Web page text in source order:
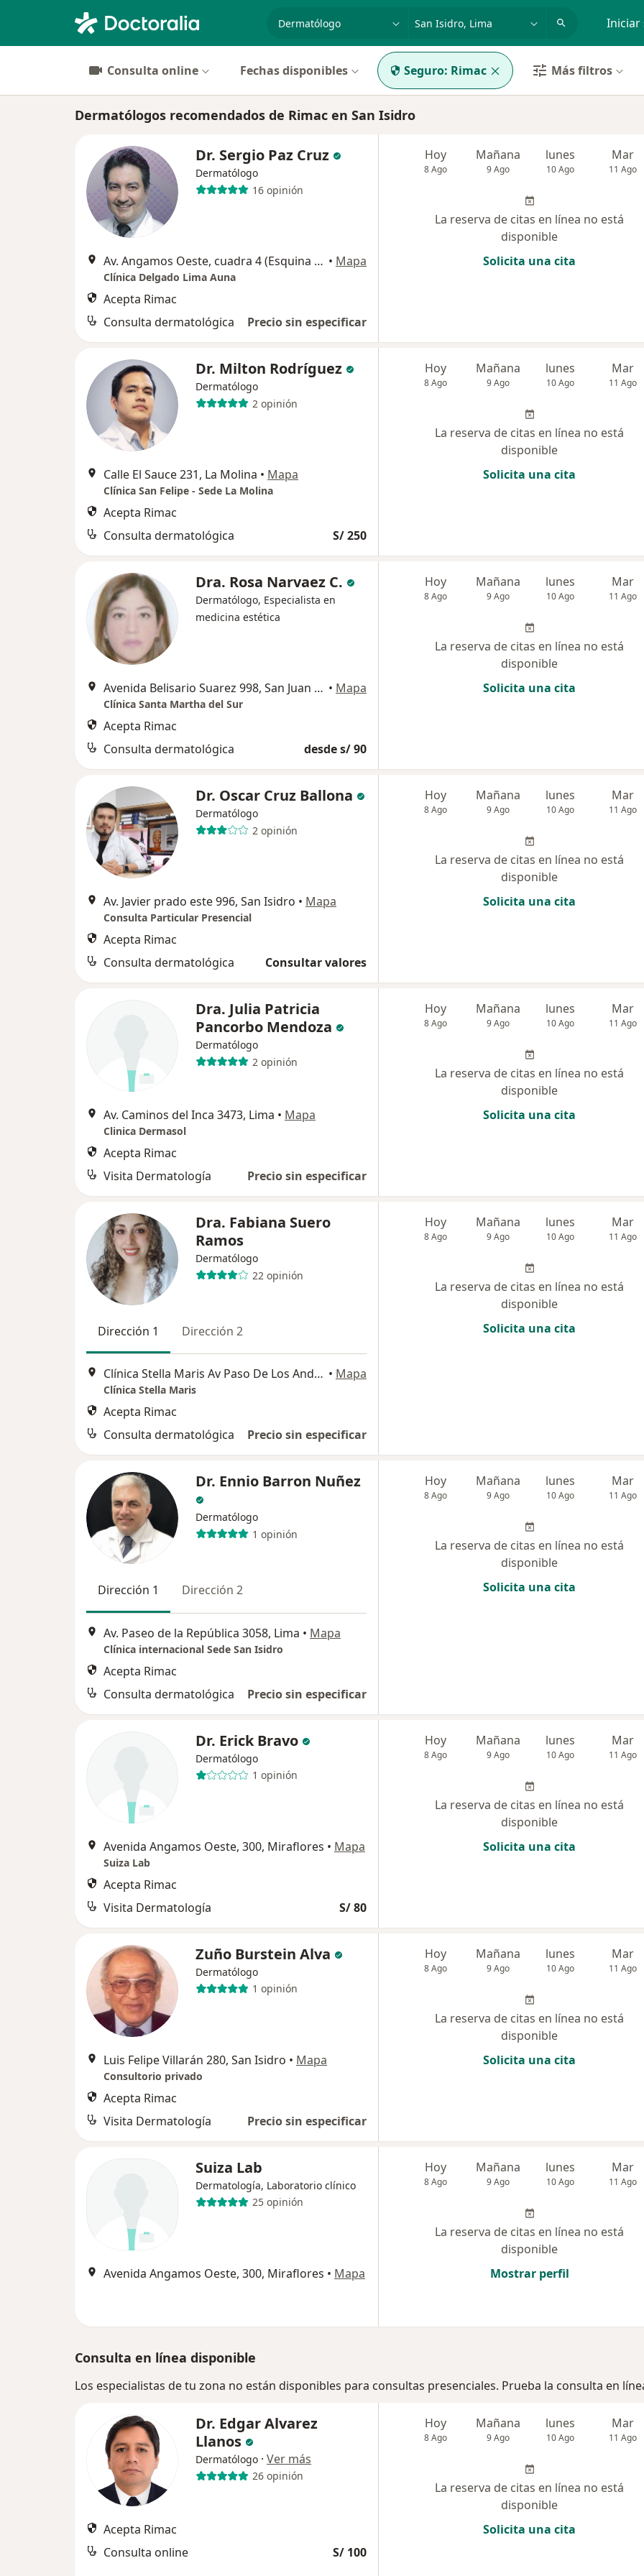
especialidad, enfermedad o nombre Iniciar
Consulta online Fechas disponibles Seguro: Rimac Más filtros
Dermatólogos recomendados de Rimac en San Isidro
Dr. Sergio Paz Cruz
Dermatólogo
16 opinión
Av. Angamos Oeste, cuadra 4 (Esquina con la calle General Borgoño), Miraflores • Mapa
Clínica Delgado Lima Auna
Acepta Rimac
Consulta dermatológica
Precio sin especificar
Hoy
8 Ago
Mañana
9 Ago
lunes
10 Ago
Mar
11 Ago
La reserva de citas en línea no está
disponible
Solicita una cita
Dr. Milton Rodríguez
Dermatólogo
2 opinión
Calle El Sauce 231, La Molina • Mapa
Clínica San Felipe - Sede La Molina
Acepta Rimac
Consulta dermatológica
S/ 250
Hoy
8 Ago
Mañana
9 Ago
lunes
10 Ago
Mar
11 Ago
La reserva de citas en línea no está
disponible
Solicita una cita
Dra. Rosa Narvaez C.
Dermatólogo, Especialista en
medicina estética
Avenida Belisario Suarez 998, San Juan de Miraflores • Mapa
Clínica Santa Martha del Sur
Acepta Rimac
Consulta dermatológica
desde s/ 90
Hoy
8 Ago
Mañana
9 Ago
lunes
10 Ago
Mar
11 Ago
La reserva de citas en línea no está
disponible
Solicita una cita
Dr. Oscar Cruz Ballona
Dermatólogo
2 opinión
Av. Javier prado este 996, San Isidro • Mapa
Consulta Particular Presencial
Acepta Rimac
Consulta dermatológica
Consultar valores
Hoy
8 Ago
Mañana
9 Ago
lunes
10 Ago
Mar
11 Ago
La reserva de citas en línea no está
disponible
Solicita una cita
Dra. Julia Patricia
Pancorbo Mendoza
Dermatólogo
2 opinión
Av. Caminos del Inca 3473, Lima • Mapa
Clinica Dermasol
Acepta Rimac
Visita Dermatología
Precio sin especificar
Hoy
8 Ago
Mañana
9 Ago
lunes
10 Ago
Mar
11 Ago
La reserva de citas en línea no está
disponible
Solicita una cita
Dra. Fabiana Suero
Ramos
Dermatólogo
22 opinión
Dirección 1 Dirección 2
Clínica Stella Maris Av Paso De Los Andes 923, Pueblo Libre • Mapa
Clínica Stella Maris
Acepta Rimac
Consulta dermatológica
Precio sin especificar
Hoy
8 Ago
Mañana
9 Ago
lunes
10 Ago
Mar
11 Ago
La reserva de citas en línea no está
disponible
Solicita una cita
Dr. Ennio Barron Nuñez
Dermatólogo
1 opinión
Dirección 1 Dirección 2
Av. Paseo de la República 3058, Lima • Mapa
Clínica internacional Sede San Isidro
Acepta Rimac
Consulta dermatológica
Precio sin especificar
Hoy
8 Ago
Mañana
9 Ago
lunes
10 Ago
Mar
11 Ago
La reserva de citas en línea no está
disponible
Solicita una cita
Dr. Erick Bravo
Dermatólogo
1 opinión
Avenida Angamos Oeste, 300, Miraflores • Mapa
Suiza Lab
Acepta Rimac
Visita Dermatología
S/ 80
Hoy
8 Ago
Mañana
9 Ago
lunes
10 Ago
Mar
11 Ago
La reserva de citas en línea no está
disponible
Solicita una cita
Zuño Burstein Alva
Dermatólogo
1 opinión
Luis Felipe Villarán 280, San Isidro • Mapa
Consultorio privado
Acepta Rimac
Visita Dermatología
Precio sin especificar
Hoy
8 Ago
Mañana
9 Ago
lunes
10 Ago
Mar
11 Ago
La reserva de citas en línea no está
disponible
Solicita una cita
Suiza Lab
Dermatología, Laboratorio clínico
25 opinión
Avenida Angamos Oeste, 300, Miraflores • Mapa
Hoy
8 Ago
Mañana
9 Ago
lunes
10 Ago
Mar
11 Ago
La reserva de citas en línea no está
disponible
Mostrar perfil
Consulta en línea disponible
Los especialistas de tu zona no están disponibles para consultas presenciales. Prueba la consulta en
Dr. Edgar Alvarez
Llanos
Dermatólogo · Ver más
26 opinión
Acepta Rimac
Consulta online
S/ 100
Hoy
8 Ago
Mañana
9 Ago
lunes
10 Ago
Mar
11 Ago
La reserva de citas en línea no está
disponible
Solicita una cita